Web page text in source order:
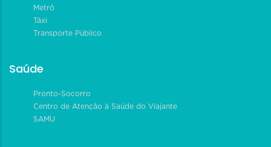
Metrô
Táxi
Transporte Público
Saúde
Pronto-Socorro
Centro de Atenção à Saúde do Viajante
SAMU